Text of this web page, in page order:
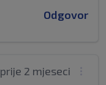
Odgovor
prije 2 mjeseci